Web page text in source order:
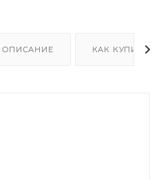
ОПИСАНИЕ КАК КУПИТЬ